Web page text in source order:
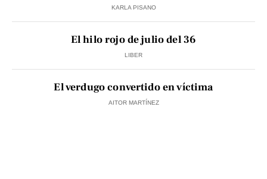
KARLA PISANO
El hilo rojo de julio del 36
LIBER
El verdugo convertido en víctima
AITOR MARTÍNEZ